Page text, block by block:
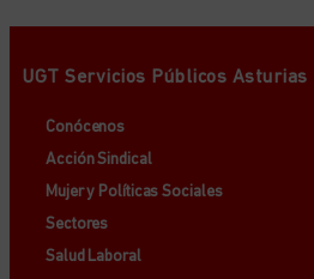
UGT Servicios Públicos Asturias
Conócenos
Acción Sindical
Mujer y Políticas Sociales
Sectores
Salud Laboral